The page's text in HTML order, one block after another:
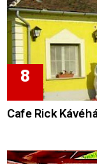
Cafe Rick